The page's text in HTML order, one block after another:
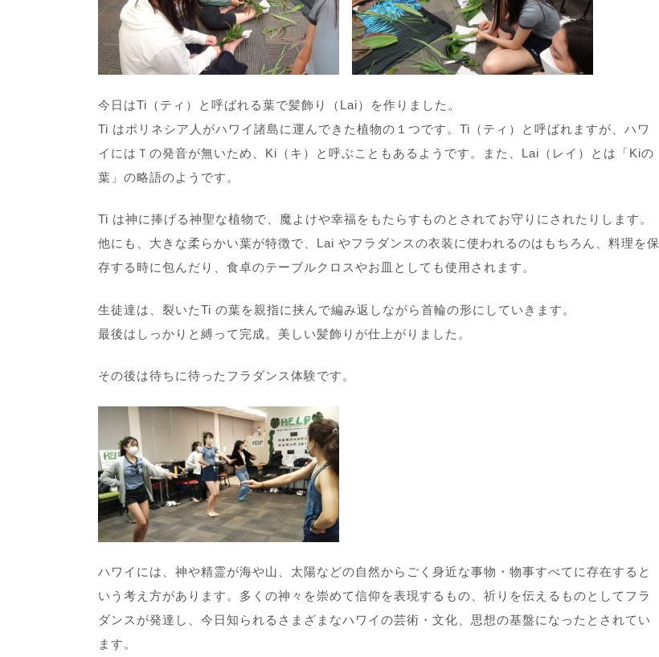
今日はTi（ティ）と呼ばれる葉で髪飾り（Lai）を作りました。
Ti はポリネシア人がハワイ諸島に運んできた植物の１つです。Ti（ティ）と呼ばれますが、ハワ
イにはＴの発音が無いため、Ki（キ）と呼ぶこともあるようです。また、Lai（レイ）とは「Kiの
葉」の略語のようです。
Ti は神に捧げる神聖な植物で、魔よけや幸福をもたらすものとされてお守りにされたりします。
他にも、大きな柔らかい葉が特徴で、Lai やフラダンスの衣装に使われるのはもちろん、料理を保
存する時に包んだり、食卓のテーブルクロスやお皿としても使用されます。
生徒達は、裂いたTi の葉を親指に挟んで編み返しながら首輪の形にしていきます。
最後はしっかりと縛って完成。美しい髪飾りが仕上がりました。
その後は待ちに待ったフラダンス体験です。
ハワイには、神や精霊が海や山、太陽などの自然からごく身近な事物・物事すべてに存在すると
いう考え方があります。多くの神々を崇めて信仰を表現するもの、祈りを伝えるものとしてフラ
ダンスが発達し、今日知られるさまざまなハワイの芸術・文化、思想の基盤になったとされてい
ます。